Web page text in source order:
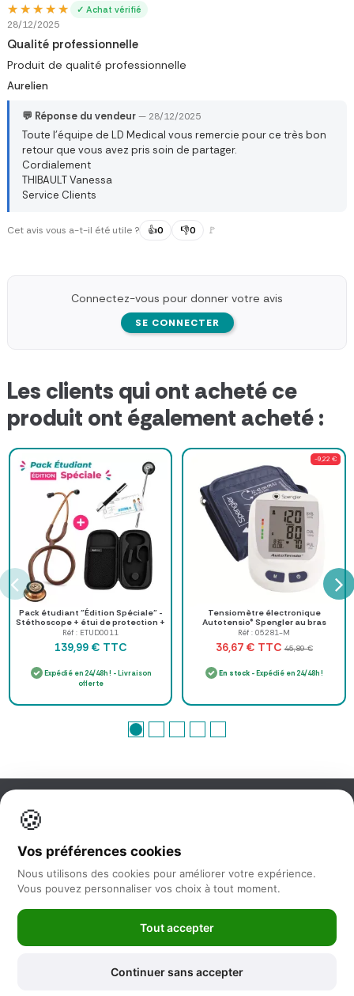
★★★★★
★★★★★ ✓ Achat vérifié
28/12/2025
Qualité professionnelle
Produit de qualité professionnelle
Aurelien
💬 Réponse du vendeur— 28/12/2025
Toute l’équipe de LD Medical vous remercie pour ce très bon
retour que vous avez pris soin de partager.
Cordialement
THIBAULT Vanessa
Service Clients
Cet avis vous a-t-il été utile ? 👍0 👎0 🚩
Connectez-vous pour donner votre avis
SE CONNECTER
Les clients qui ont acheté ce
produit ont également acheté :
Pack étudiant "Édition Spéciale" -
Stéthoscope + étui de protection +
marteau réflexe +...
Réf : ETUD0011
139,99 € TTC
Expédié en 24/48h ! - Livraison
offerte
-9,22 €
Tensiomètre électronique
Autotensio® Spengler au bras
Réf : 05281-M
36,67 € TTC 45,89 €
En stock- Expédié en 24/48h !
Information
Nos services
Newsletter
🍪
Vos préférences cookies
Nous utilisons des cookies pour améliorer votre expérience.
Vous pouvez personnaliser vos choix à tout moment.
Tout accepter
Continuer sans accepter